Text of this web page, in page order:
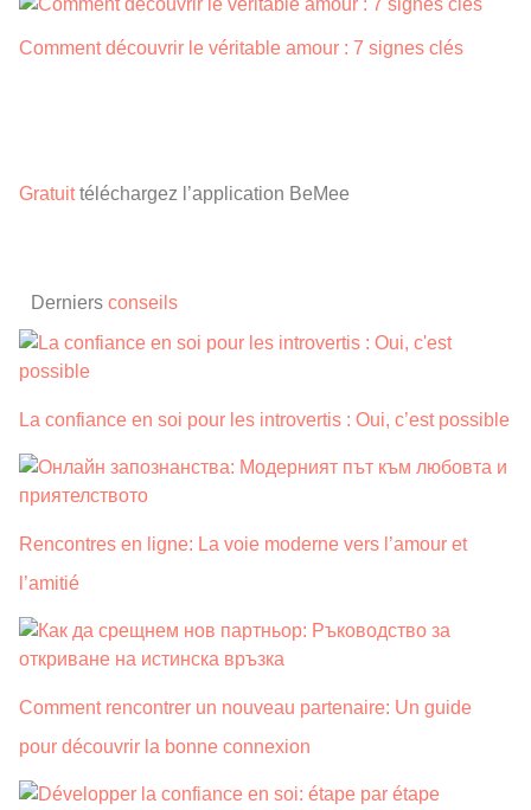
Comment découvrir le véritable amour : 7 signes clés
Gratuittéléchargez l’application BeMee
Derniers conseils
La confiance en soi pour les introvertis : Oui, c’est possible
Rencontres en ligne: La voie moderne vers l’amour et
l’amitié
Comment rencontrer un nouveau partenaire: Un guide
pour découvrir la bonne connexion